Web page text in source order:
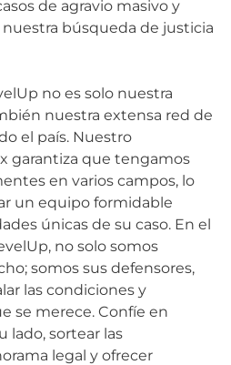
de agravio masivo y
búsqueda de justicia
no es solo nuestra
nuestra extensa red de
el país. Nuestro
garantiza que tengamos
en varios campos, lo
un equipo formidable
únicas de su caso. En el
no solo somos
somos sus defensores,
las condiciones y
se merece. Confíe en
lado, sortear las
legal y ofrecer